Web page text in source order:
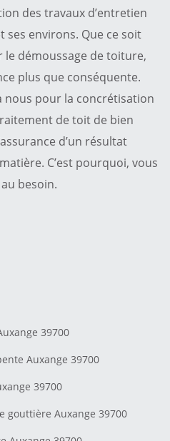
des travaux d’entretien
ses environs. Que ce soit
démoussage de toiture,
plus que conséquente.
nous pour la concrétisation
de toit de bien
d’un résultat
C’est pourquoi, vous
besoin.
39700
Auxange 39700
39700
gouttière Auxange 39700